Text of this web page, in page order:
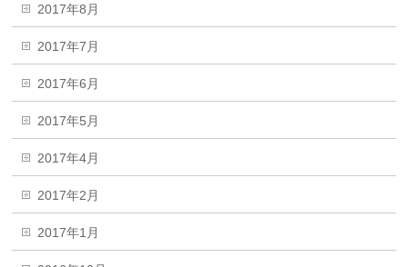
2017年8月
2017年7月
2017年6月
2017年5月
2017年4月
2017年2月
2017年1月